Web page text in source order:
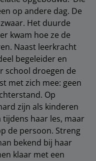
op andere dag. De
Het duurde
kwam hoe ze de
Naast leerkracht
begeleider en
school droegen de
met zich mee: geen
Op
zijn als kinderen
haar les, maar
de persoon. Streng
bekend bij haar
klaar met een